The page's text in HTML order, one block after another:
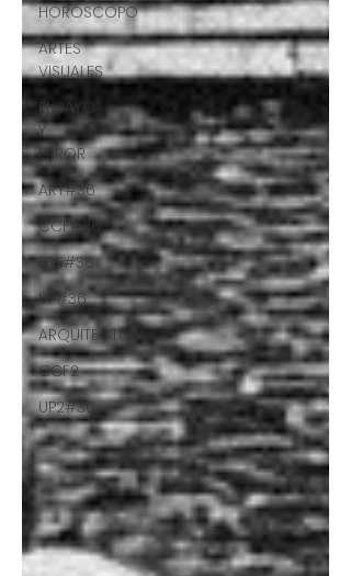
HORÓSCOPO
ARTES
VISUALES
ENSAYO
Y
ERROR
ART#36
CCF#36
E&E#36
UP#36
ARQUITECTURA
CCF2
UP2#36